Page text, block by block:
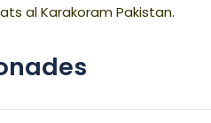
al Karakoram Pakistan.